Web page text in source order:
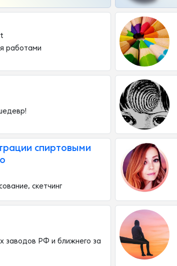
работами
спиртовыми
скетчинг
заводов РФ и ближнего за